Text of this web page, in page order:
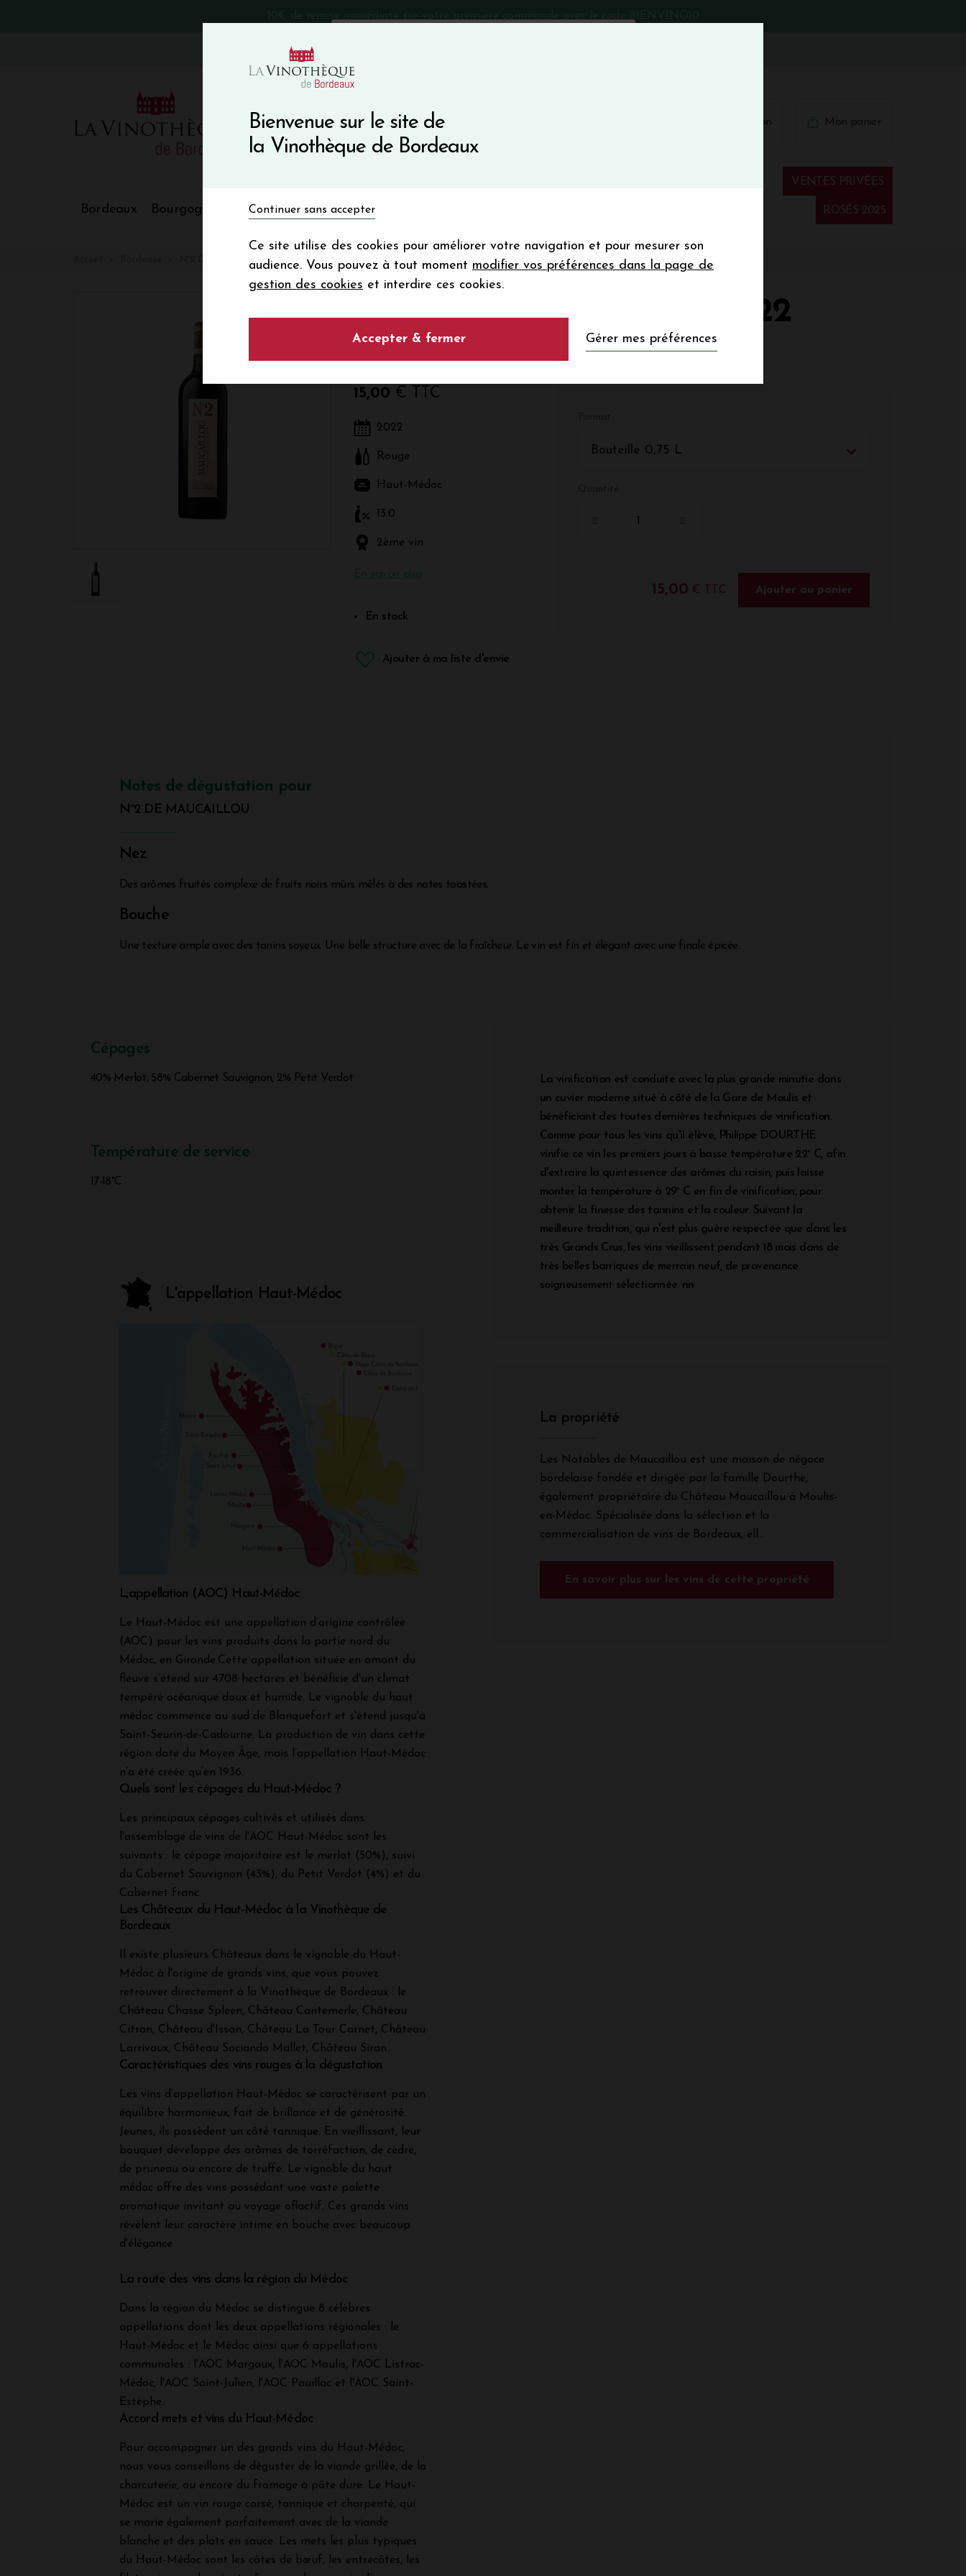
Bienvenue sur le site de
la Vinothèque de Bordeaux
Continuer sans accepter
Ce site utilise des cookies pour améliorer votre navigation et pour mesurer son
audience. Vous pouvez à tout moment modifier vos préférences dans la page de
gestion des cookies et interdire ces cookies.
Accepter & fermer Gérer mes préférences
VinoBlog
Bordeaux Bourgogne Nos Régions Vins du monde ROSÉS 2025
VENTES PRIVÉES
N°2 DE MAUCAILLOU
N°2 DE MAUCAILLOU 2022
Rouge - Bordeaux - Haut-Médoc
15,00 € TTC
2022
Rouge
Haut-Médoc
13.0
2ème vin
En stock
Ajouter à ma liste d'envie
Bouteille 0,75 L
15,00 € TTC Ajouter au panier
Notes de dégustation pour
N°2 DE MAUCAILLOU
Nez
Des arômes fruités complexe de fruits noirs mûrs mêlés à des notes toastées.
Bouche
Une texture ample avec des tanins soyeux. Une belle structure avec de la fraîcheur. Le vin est fin et élégant avec une finale épicée.
Cépages
40% Merlot, 58% Cabernet Sauvignon, 2% Petit Verdot
Température de service
17-18°C
L'appellation Haut-Médoc
L;appellation (AOC) Haut-Médoc
Le Haut-Médoc est une appellation d’origine contrôlée
(AOC) pour les vins produits dans la partie nord du
Médoc, en Gironde.Cette appellation située en amont du
fleuve s’étend sur 4708 hectares et bénéficie d'un climat
tempéré océanique doux et humide. Le vignoble du haut
médoc commence au sud de Blanquefort et s'étend jusqu'à
Saint-Seurin-de-Cadourne. La production de vin dans cette
région date du Moyen Âge, mais l’appellation Haut-Médoc
n’a été créée qu’en 1936.
Quels sont les cépages du Haut-Médoc ?
Les principaux cépages cultivés et utilisés dans
l'assemblage de vins de l'AOC Haut-Médoc sont les
suivants : le cépage majoritaire est le merlot (50%), suivi
du Cabernet Sauvignon (43%), du Petit Verdot (4%) et du
Cabernet franc.
Les Châteaux du Haut-Médoc à la Vinothèque de
Bordeaux
Il existe plusieurs Châteaux dans le vignoble du Haut-
Médoc à l'origine de grands vins, que vous pouvez
retrouver directement à la Vinothèque de Bordeaux : le
Château Chasse Spleen, Château Cantemerle, Château
Citran, Château d'Issan, Château La Tour Carnet, Château
Larrivaux, Château Sociando Mallet, Château Siran...
Caractéristiques des vins rouges à la dégustation
Les vins d’appellation Haut-Médoc se caractérisent par un
équilibre harmonieux, fait de brillance et de générosité.
Jeunes, ils possèdent un côté tannique. En vieillissant, leur
bouquet développe des arômes de torréfaction, de cèdre,
de pruneau ou encore de truffe. Le vignoble du haut
médoc offre des vins possédant une vaste palette
aromatique invitant au voyage oflactif. Ces grands vins
révèlent leur caractère intime en bouche avec beaucoup
d'élégance.
La route des vins dans la région du Médoc
Dans la région du Médoc se distingue 8 célèbres
appellations dont les deux appellations régionales : le
Haut-Médoc et le Médoc ainsi que 6 appellations
communales : l'AOC Margaux, l'AOC Moulis, l'AOC Listrac-
Médoc, l'AOC Saint-Julien, l'AOC Pauillac et l'AOC Saint-
Estèphe.
Accord mets et vins du Haut-Médoc
Pour accompagner un des grands vins du Haut-Médoc,
nous vous conseillons de déguster de la viande grillée, de la
charcuterie, ou encore du fromage à pâte dure. Le Haut-
Médoc est un vin rouge corsé, tannique et charpenté, qui
se marie également parfaitement avec de la viande
blanche et des plats en sauce. Les mets les plus typiques
du Haut-Médoc sont les côtes de bœuf, les entrecôtes, les
La vinification est conduite avec la plus grande minutie dans
un cuvier moderne situé à côté de la Gare de Moulis et
bénéficiant des toutes dernières techniques de vinification.
Comme pour tous les vins qu'il élève, Philippe DOURTHE
vinifie ce vin les premiers jours à basse température 22° C, afin
d'extraire la quintessence des arômes du raisin, puis laisse
monter la température à 29° C en fin de vinification, pour
obtenir la finesse des tannins et la couleur. Suivant la
meilleure tradition, qui n'est plus guère respectée que dans les
très Grands Crus, les vins vieillissent pendant 18 mois dans de
très belles barriques de merrain neuf, de provenance
soigneusement sélectionnée. nn
La propriété
Les Notables de Maucaillou est une maison de négoce
bordelaise fondée et dirigée par la famille Dourthe,
également propriétaire du Château Maucaillou à Moulis-
en-Médoc. Spécialisée dans la sélection et la
commercialisation de vins de Bordeaux, ell...
En savoir plus sur les vins de cette propriété
En m’abonnant, j’accepte de recevoir la newsletter de la
Vinothèque de Bordeaux.